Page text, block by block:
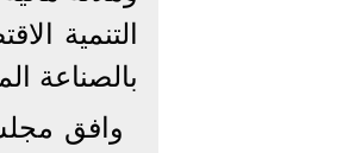
التنمية
بالصناعة
وافق